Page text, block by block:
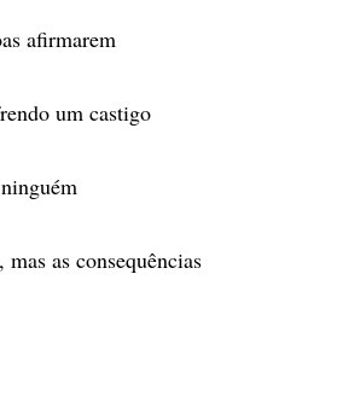
afirmarem
um castigo
as consequências